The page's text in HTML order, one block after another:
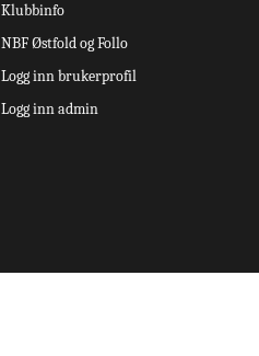
Klubbinfo
NBF Østfold og Follo
Logg inn brukerprofil
Logg inn admin